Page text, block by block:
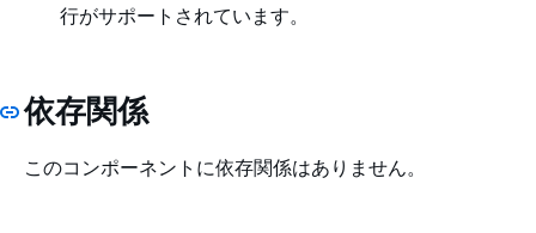
行がサポートされています。
依存関係
このコンポーネントに依存関係はありません。